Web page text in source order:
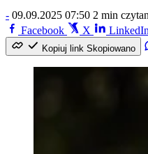
- 09.09.2025 07:50 2 min
Facebook
X
Kopiuj link Skopiowano